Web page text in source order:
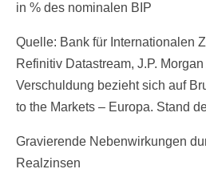
in % des nominalen BIP
Quelle: Bank für Internationalen
Refinitiv Datastream, J.P.
Verschuldung bezieht sich auf
to the Markets – Europa. Stand
Gravierende Nebenwirkungen
Realzinsen